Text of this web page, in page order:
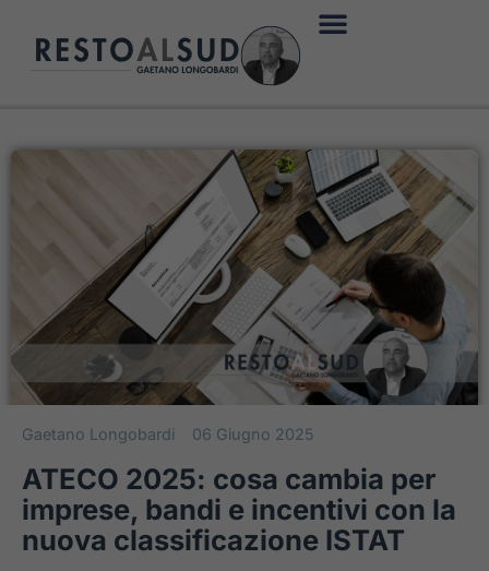
Gaetano Longobardi 06 Giugno 2025
ATECO 2025: cosa cambia per
imprese, bandi e incentivi con la
nuova classificazione ISTAT